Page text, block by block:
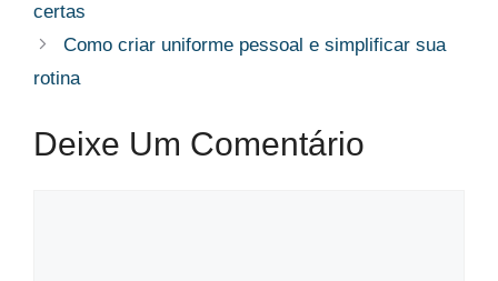
certas
Como criar uniforme pessoal e simplificar sua
rotina
Deixe Um Comentário